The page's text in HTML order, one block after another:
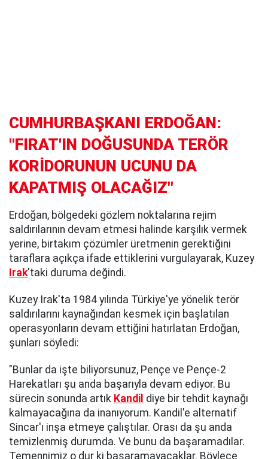
CUMHURBAŞKANI ERDOĞAN:
"FIRAT'IN DOĞUSUNDA TERÖR
KORİDORUNUN UCUNU DA
KAPATMIŞ OLACAĞIZ"
Erdoğan, bölgedeki gözlem noktalarına rejim
saldırılarının devam etmesi halinde karşılık vermek
yerine, birtakım çözümler üretmenin gerektiğini
taraflara açıkça ifade ettiklerini vurgulayarak, Kuzey
Irak'taki duruma değindi.
Kuzey Irak'ta 1984 yılında Türkiye'ye yönelik terör
saldırılarını kaynağından kesmek için başlatılan
operasyonların devam ettiğini hatırlatan Erdoğan,
şunları söyledi:
"Bunlar da işte biliyorsunuz, Pençe ve Pençe-2
Harekatları şu anda başarıyla devam ediyor. Bu
sürecin sonunda artık Kandil diye bir tehdit kaynağı
kalmayacağına da inanıyorum. Kandil'e alternatif
Sincar'ı inşa etmeye çalıştılar. Orası da şu anda
temizlenmiş durumda. Ve bunu da başaramadılar.
Temennimiz o dur ki başaramayacaklar. Böylece